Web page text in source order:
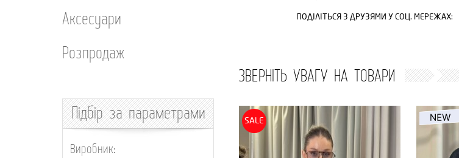
Аксесуари
Розпродаж
Підбірза параметрами
Виробник:
ПОДІЛІТЬСЯ З ДРУЗЯМИ У СОЦ. МЕРЕЖАХ:
ЗВЕРНІТЬ УВАГУ НА ТОВАРИ
SALE